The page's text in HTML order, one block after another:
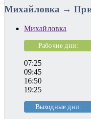
Михайловка →
Михайловка
Рабочие дни:
07:25
09:45
16:50
19:25
Выходные дни: